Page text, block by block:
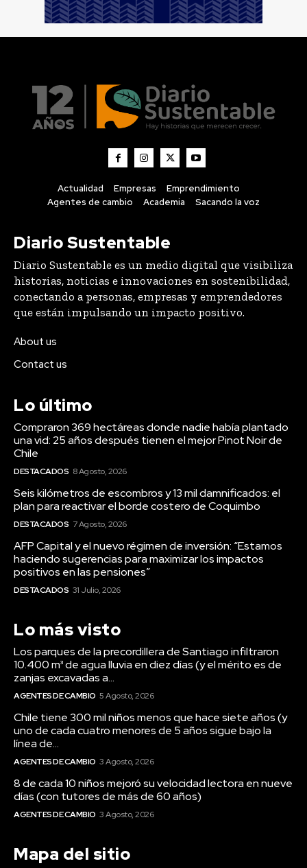
Actualidad Empresas
Emprendimiento
Agentes de cambio
Academia Sacando la voz
Diario Sustentable
Diario Sustentable es un medio digital que visibiliza
historias, noticias e innovaciones en sostenibilidad,
conectando a personas, empresas y emprendedores
que están impulsando un impacto positivo.
About us
Contact us
Lo último
Compraron 369 hectáreas donde nadie había plantado
una vid: 25 años después tienen el mejor Pinot Noir de
Chile
DESTACADOS 8 Agosto, 2026
Seis kilómetros de escombros y 13 mil damnificados: el
plan para reactivar el borde costero de Coquimbo
DESTACADOS 7 Agosto, 2026
AFP Capital y el nuevo régimen de inversión: “Estamos
haciendo sugerencias para maximizar los impactos
positivos en las pensiones”
DESTACADOS 31 Julio, 2026
Lo más visto
Los parques de la precordillera de Santiago infiltraron
10.400 m³ de agua lluvia en diez días (y el mérito es de
zanjas excavadas a...
AGENTES DE CAMBIO 5 Agosto, 2026
Chile tiene 300 mil niños menos que hace siete años (y
uno de cada cuatro menores de 5 años sigue bajo la
línea de...
AGENTES DE CAMBIO 3 Agosto, 2026
8 de cada 10 niños mejoró su velocidad lectora en nueve
días (con tutores de más de 60 años)
AGENTES DE CAMBIO 3 Agosto, 2026
Mapa del sitio